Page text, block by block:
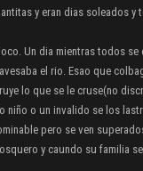
y eran dias soleados
Un dia mientras todos
el rio. Esao que
lo que se le cruse(no
niño o un invalido se los
pero se ven
y caundo su familia